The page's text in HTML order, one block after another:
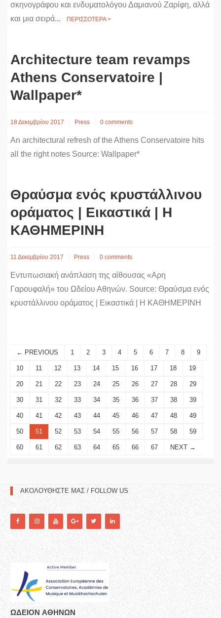
σκηνογράφου και ενδυματολόγου Δαμιανού Ζαρίφη, αλλά
και μια σειρά...
ΠΕΡΙΣΣΟΤΕΡΑ >
Architecture team revamps
Athens Conservatoire |
Wallpaper*
18 Δεκεμβρίου 2017 Press 0 comments
An architectural refresh of the Athens Conservatoire hits
all the right notes Source: Wallpaper*
Θραύσμα ενός κρυστάλλινου
οράματος | Εικαστικά | Η
ΚΑΘΗΜΕΡΙΝΗ
11 Δεκεμβρίου 2017 Press 0 comments
Εντυπωσιακή ανάπλαση της αίθουσας «Aρη
Γαρουφαλή» του Ωδείου Αθηνών. Source: Θραύσμα ενός
κρυστάλλινου οράματος | Εικαστικά | Η ΚΑΘΗΜΕΡΙΝΗ
← PREVIOUS 1 2 3 4 5 6 7 8 9
10 11 12 13 14 15 16 17 18 19
20 21 22 23 24 25 26 27 28 29
30 31 32 33 34 35 36 37 38 39
40 41 42 43 44 45 46 47 48 49
50 51 52 53 54 55 56 57 58 59
60 61 62 63 64 65 66 67 NEXT →
ΑΚΟΛΟΥΘΗΣΤΕ ΜΑΣ / FOLLOW US
ΩΔΕΙΟN ΑΘΗΝΩΝ